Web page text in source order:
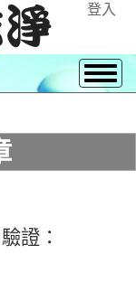
登入
證：